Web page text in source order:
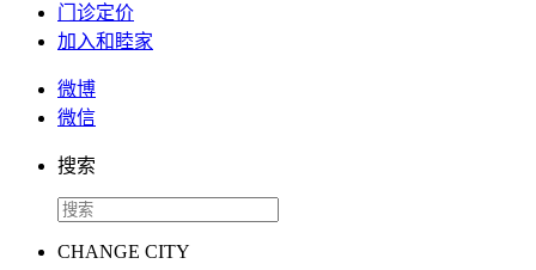
门诊定价
加入和睦家
微博
微信
搜索
CHANGE CITY